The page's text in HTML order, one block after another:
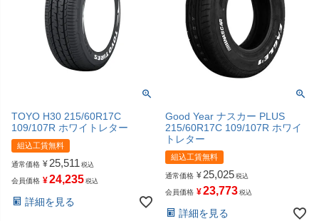
TOYO H30 215/60R17C
109/107R ホワイトレター
組込工賃無料
通常価格 ¥ 25,511 税込
会員価格 ¥24,235 税込
詳細を見る
Good Year ナスカー PLUS
215/60R17C 109/107R ホワイ
トレター
組込工賃無料
通常価格 ¥ 25,025 税込
会員価格 ¥23,773 税込
詳細を見る